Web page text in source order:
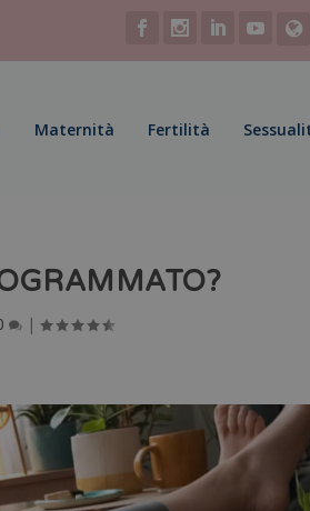
Maternità Fertilità
|